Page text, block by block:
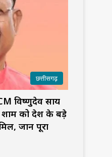
छत्तीसगढ़
विष्णुदेव साय
शाम को देश के बड़े
जानें पूरा